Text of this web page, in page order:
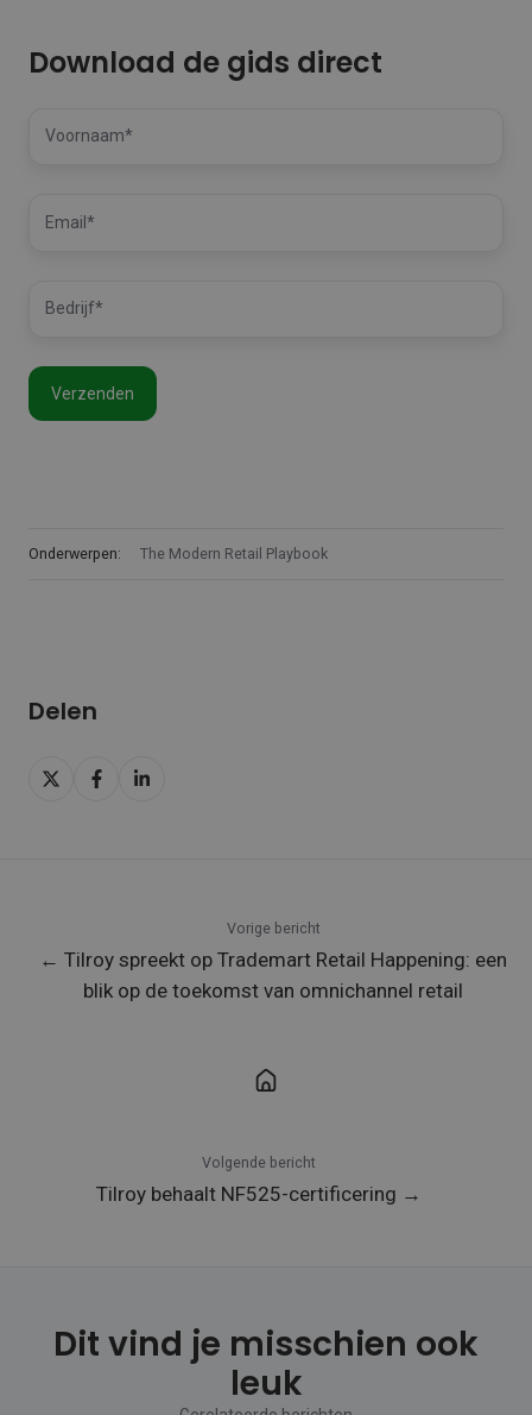
Download de gids direct
Onderwerpen: The Modern Retail Playbook
Delen
Delen
op
Delen
Delen
Vorige bericht
← Tilroy spreekt op Trademart Retail Happening: een
blik op de toekomst van omnichannel retail
Volgende bericht
Tilroy behaalt NF525‑certificering →
Dit vind je misschien ook
leuk